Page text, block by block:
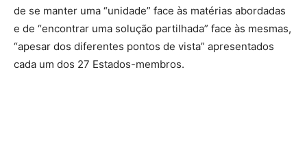
de se manter uma “unidade” face às matérias abordadas
e de “encontrar uma solução partilhada” face às mesmas,
“apesar dos diferentes pontos de vista” apresentados
cada um dos 27 Estados-membros.